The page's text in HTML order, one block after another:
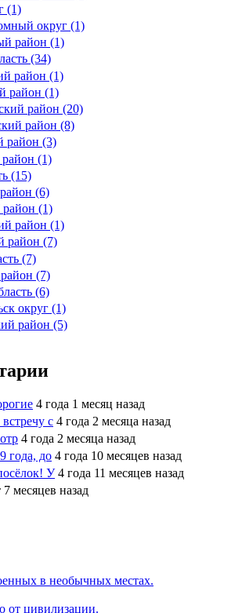
(1)
округ (1)
район (1)
(34)
район (1)
район (1)
район (20)
район (8)
район (3)
(1)
(15)
(6)
(1)
район (1)
район (7)
(7)
(7)
(6)
округ (1)
район (5)
4 года 1 месяц назад
с 4 года 2 месяца назад
4 года 2 месяца назад
года, до 4 года 10 месяцев назад
У 4 года 11 месяцев назад
7 месяцев назад
в необычных местах.
от цивилизации.